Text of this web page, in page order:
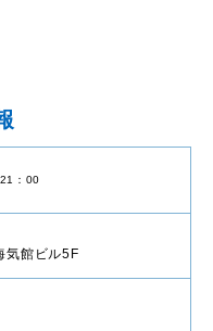
：00
気館ビル5F